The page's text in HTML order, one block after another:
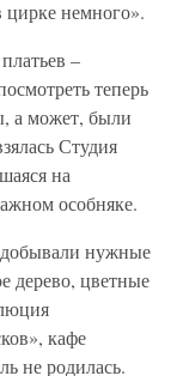
цирке немного».
–
теперь
а может, были
Студия
на
особняке.
нужные
дерево, цветные
кафе
не родилась.